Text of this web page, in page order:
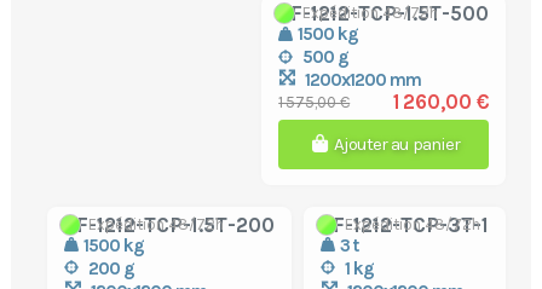
TF-1212-TCP-1.5T-500
1500 kg
500 g
1200x1200 mm
Expédition 48/72h
1 575,00 € 1 260,00 €
Ajouter au panier
TF-1212-TCP-1.5T-200
1500 kg
200 g
Expédition 48/72h TF-1212-TCP-3T-1
3 t
1 kg
Expédition 48/72h